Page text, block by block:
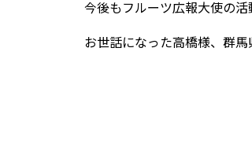
今後もフルーツ広報大使の
お世話になった高橋様、群